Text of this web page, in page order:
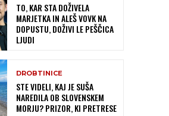
TO, KAR STA DOŽIVELA
MARJETKA IN ALEŠ VOVK NA
DOPUSTU, DOŽIVI LE PEŠČICA
LJUDI
DROBTINICE
STE VIDELI, KAJ JE SUŠA
NAREDILA OB SLOVENSKEM
MORJU? PRIZOR, KI PRETRESE